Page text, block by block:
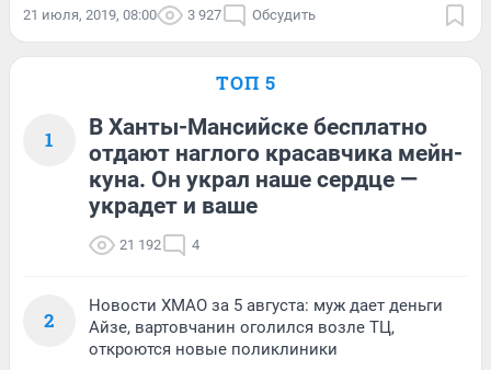
21 июля, 2019, 08:00 3 927 Обсудить
ТОП 5
1
В Ханты-Мансийске бесплатно
отдают наглого красавчика мейн-
куна. Он украл наше сердце —
украдет и ваше
21 192 4
2
Новости ХМАО за 5 августа: муж дает деньги
Айзе, вартовчанин оголился возле ТЦ,
откроются новые поликлиники